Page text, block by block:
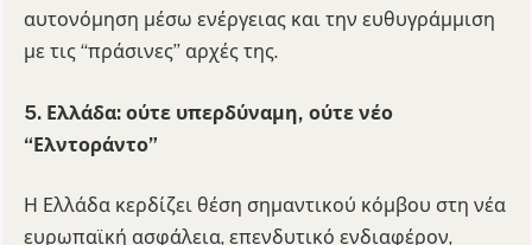
αυτονόμηση μέσω ενέργειας και την ευθυγράμμιση
με τις “πράσινες” αρχές της.
5. Ελλάδα: ούτε υπερδύναμη, ούτε νέο
“Ελντοράντο”
Η Ελλάδα κερδίζει θέση σημαντικού κόμβου στη νέα
ευρωπαϊκή ασφάλεια, επενδυτικό ενδιαφέρον,